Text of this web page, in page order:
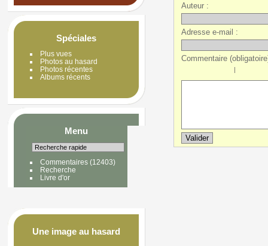
Spéciales
Plus vues
Photos au hasard
Photos récentes
Albums récents
Menu
Commentaires(12403)
Recherche
Livre d'or
Une image au hasard
Auteur :
Adresse e-mail :
Commentaire
|